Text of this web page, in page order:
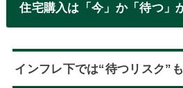
住宅購入は「今」か「待つ」
インフレ下では“待つリスク”